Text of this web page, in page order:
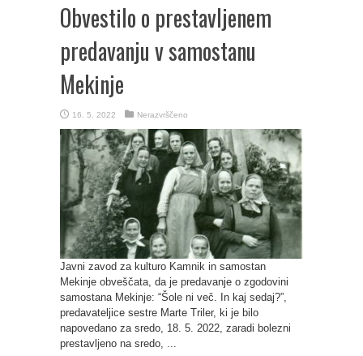
Obvestilo o prestavljenem
predavanju v samostanu
Mekinje
16. 5. 2022 Nerazvrščeno
Javni zavod za kulturo Kamnik in samostan
Mekinje obveščata, da je predavanje o zgodovini
samostana Mekinje: “Šole ni več. In kaj sedaj?”,
predavateljice sestre Marte Triler, ki je bilo
napovedano za sredo, 18. 5. 2022, zaradi bolezni
prestavljeno na sredo, ...